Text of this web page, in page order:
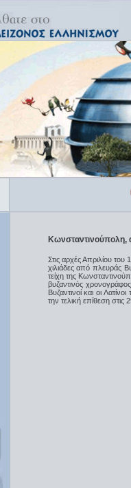
Κωνσταντινούπολη,
Στις αρχές Απριλίου
χιλιάδες από πλευράς
τείχη της
βυζαντινός
Βυζαντινοί και οι
την τελική επίθεση